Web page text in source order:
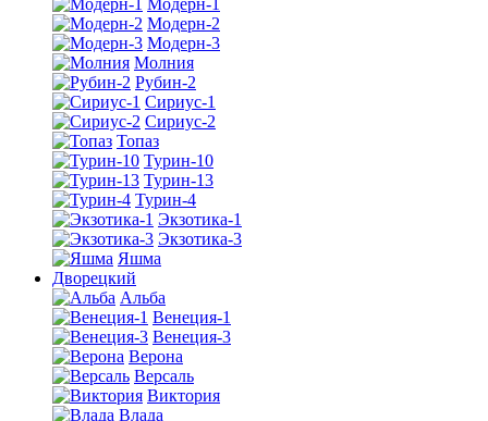
Модерн-1
Модерн-2
Модерн-3
Молния
Рубин-2
Сириус-1
Сириус-2
Топаз
Турин-10
Турин-13
Турин-4
Экзотика-1
Экзотика-3
Яшма
Дворецкий
Альба
Венеция-1
Венеция-3
Верона
Версаль
Виктория
Влада